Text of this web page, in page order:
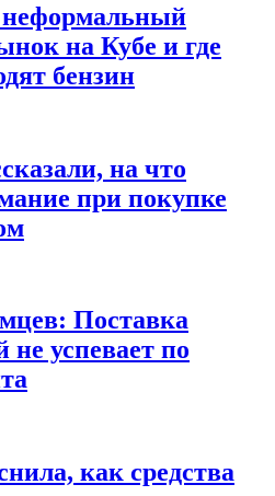
неформальный
на Кубе и где
бензин
на что
при покупке
Поставка
не успевает по
как средства